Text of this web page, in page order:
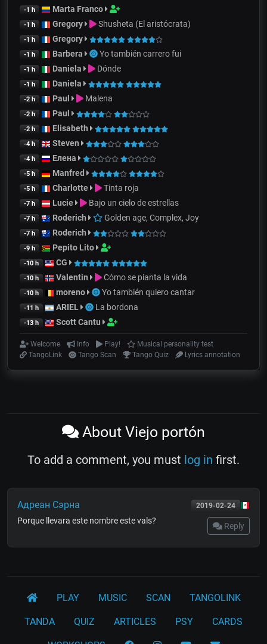
-1 h Marta Franco
-1 h Gregory Shusheta (El aristócrata)
-1 h Gregory
-1 h Barbera Yo también carrero fui
-1 h Daniela Dónde
-1 h Daniela
-2 h Paul Malena
-2 h Paul
-2 h Elisabeth
-4 h Steven
-4 h Елена
-5 h Manfred
-5 h Charlotte Tinta roja
-7 h Lucie Bajo un cielo de estrellas
-7 h Roderich Golden age, Complex, Joy
-7 h Roderich
-9 h Pepito Lito
-10 h CG
-10 h Valentin Cómo se pianta la vida
-10 h moreno Yo también quiero cantar
-11 h ARIEL La bordona
-13 h Scott Cantu
Welcome Info Play!
Musical personality test
TangoLink
Tango Scan Tango Quiz Lyrics annotation
About Viejo portón
To add a comment, you must log in first.
2019-02-24
Адреан Сэрна
Reply
Porque llevara este nombre este vals?
PLAY MUSIC SCAN TANGOLINK
TANDA QUIZ ARTICLES PSY CARDS